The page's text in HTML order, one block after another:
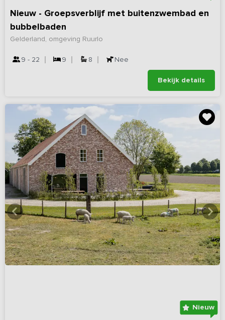
Nieuw - Groepsverblijf met buitenzwembad en
bubbelbaden
Gelderland, omgeving Ruurlo
9 - 22 9 8 Nee
Bekijk details
Nieuw